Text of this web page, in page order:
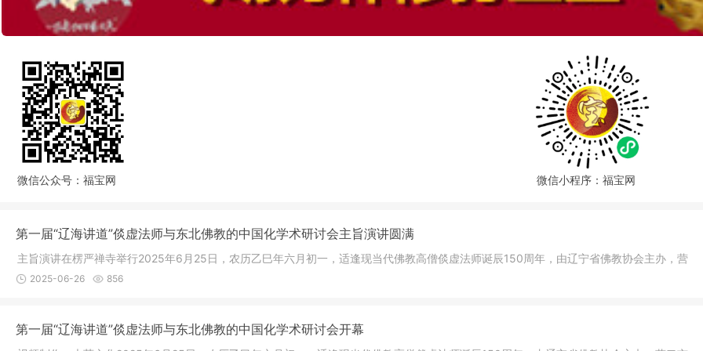
微信公众号：福宝网 微信小程序：福宝网
第一届“辽海讲道”倓虚法师与东北佛教的中国化学术研讨会主旨演讲圆满
主旨演讲在楞严禅寺举行2025年6月25日，农历乙巳年六月初一，适逢现当代佛教高僧倓虚法师诞辰150周年，由辽宁省佛教协会主办，营
2025-06-26 856
第一届“辽海讲道”倓虚法师与东北佛教的中国化学术研讨会开幕